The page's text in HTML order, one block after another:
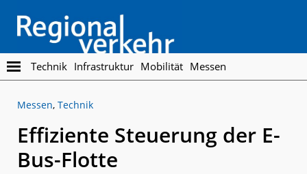
main
content
footer
Regionalverkehr
Die
Fachzeitschrift
den
Personennahverkehr
Technik Infrastruktur Mobilität Messen
Messen, Technik
Effiziente Steuerung der E-
Bus-Flotte